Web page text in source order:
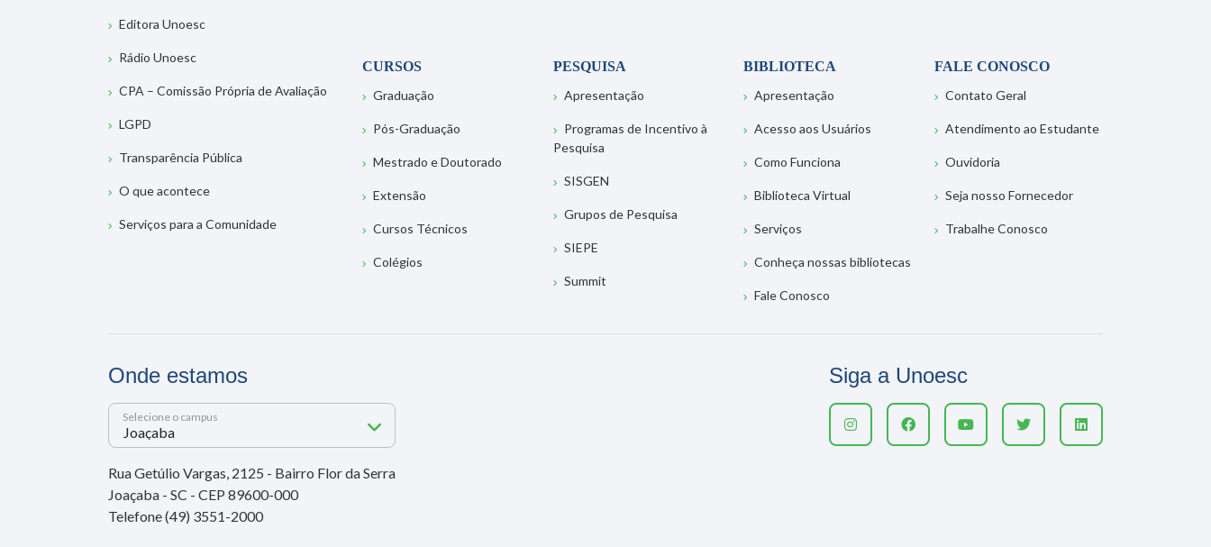
Editora Unoesc
Rádio Unoesc
CPA – Comissão Própria de Avaliação
LGPD
Transparência Pública
O que acontece
Serviços para a Comunidade
CURSOS
Graduação
Pós-Graduação
Mestrado e Doutorado
Extensão
Cursos Técnicos
Colégios
PESQUISA
Apresentação
Programas de Incentivo à
Pesquisa
SISGEN
Grupos de Pesquisa
SIEPE
Summit
BIBLIOTECA
Apresentação
Acesso aos Usuários
Como Funciona
Biblioteca Virtual
Serviços
Conheça nossas bibliotecas
Fale Conosco
FALE CONOSCO
Contato Geral
Atendimento ao Estudante
Ouvidoria
Seja nosso Fornecedor
Trabalhe Conosco
Onde estamos
Selecione o campus
Rua Getúlio Vargas, 2125 - Bairro Flor da Serra
Joaçaba - SC - CEP 89600-000
Telefone (49) 3551-2000
Siga a Unoesc